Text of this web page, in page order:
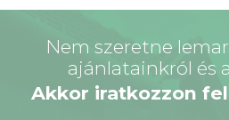
Nem szeretne
ajánlatainkról és
Akkor iratkozzon